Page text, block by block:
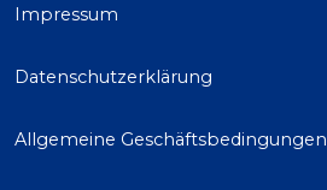
Impressum
Datenschutzerklärung
Allgemeine Geschäftsbedingungen